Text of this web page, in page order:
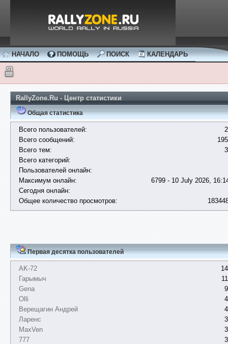
НАЧАЛО ПОМОЩЬ ПОИСК КАЛЕНДАРЬ
RallyZone.Ru - Центр статистики
Общая статистика
Всего пользователей:
Всего сообщений:
Всего тем:
Всего категорий:
Пользователей онлайн:
Максимум онлайн:
6799 - 10 July 2026,
Сегодня онлайн:
Общее количество просмотров:
Первая десятка пользователей
AK-72
Гарымыч
Gena
Olli
Верещагин Андрей
Ларенс
MaxVen
777